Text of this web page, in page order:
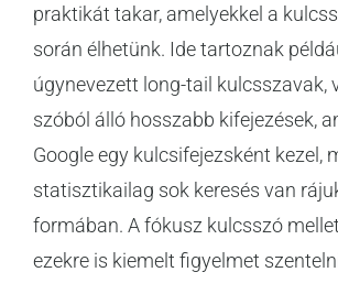
praktikát takar, amelyekkel a
során élhetünk. Ide tartoznak
úgynevezett long-tail kulcsszavak,
szóból álló hosszabb kifejezések,
Google egy kulcsifejezsként kezel,
statisztikailag sok keresés van
formában. A fókusz kulcsszó
ezekre is kiemelt figyelmet